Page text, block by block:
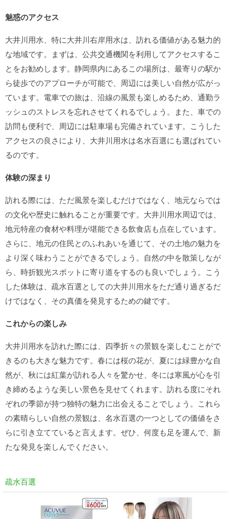
魅惑のアクセス
大井川用水、特に大井川右岸用水は、訪れる価値がある魅力的
な地域です。まずは、公共交通機関を利用してアクセスするこ
とをお勧めします。静岡県内にあるこの場所は、最寄りの駅か
ら徒歩でのアプローチが可能で、周辺には美しい自然が広がっ
ています。電車での旅は、沿線の風景も楽しめるため、通勤ラ
ッシュのストレスを忘れさせてくれるでしょう。また、車での
訪問も便利で、周辺には駐車場も完備されています。こうした
アクセスの良さにより、大井川用水は名水百選にも選ばれてい
るのです。
体験の深まり
訪れる際には、ただ風景を楽しむだけではなく、地元ならでは
の文化や歴史に触れることが重要です。大井川用水周辺では、
地元特産の食材や料理が堪能できる飲食店も点在しています。
さらに、地元の住民とのふれあいを通じて、その土地の魅力を
より深く味わうことができるでしょう。自然の中を散策しなが
ら、時折観光スポットに寄り道をするのも良いでしょう。こう
した体験は、疏水百選としての大井川用水をただ通り過ぎるだ
けではなく、その真価を発見するための鍵です。
これからの楽しみ
大井川用水を訪れた際には、四季折々の景観を楽しむことがで
きるのも大きな魅力です。春には桜の花が、夏には緑豊かな自
然が、秋には紅葉が訪れる人々を驚かせ、冬には寒風が心を引
き締めるような美しい景色を見せてくれます。訪れる度にそれ
ぞれの季節が持つ独特の魅力に出会えることでしょう。これら
の素晴らしい自然の景観は、名水百選の一つとしての価値をさ
らに引き立てていると言えます。ぜひ、何度も足を運んで、新
たな発見を楽しんでください。
疏水百選